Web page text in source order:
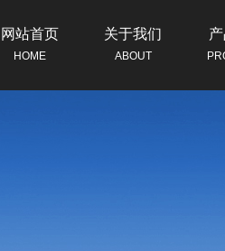
网站首页
HOME
关于我们
ABOUT